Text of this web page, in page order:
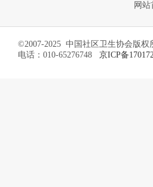
网站
©2007-2025 中国社区卫生协会版权
电话：010-65276748
京ICP备